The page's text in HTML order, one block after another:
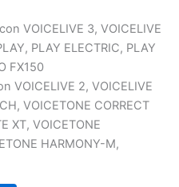
VOICELIVE 3, VOICELIVE
PLAY ELECTRIC, PLAY
FX150
VOICELIVE 2, VOICELIVE
VOICETONE CORRECT
XT, VOICETONE
HARMONY-M,